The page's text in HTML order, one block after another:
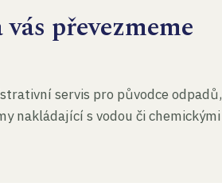
převezmeme
servis pro původce odpadů,
nakládající s vodou či chemickými